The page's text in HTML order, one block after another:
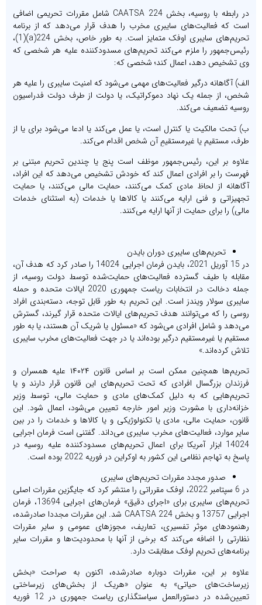
در رابطه با روسیه، بخش 224 CAATSA شامل مقررات تحریمی اضافی
است که فعالیت‌های سایبری مخرب را هدف قرار می‌دهد که از برنامه
تحریم‌های سایبری اوفک متمایز است. به طور خاص، بخش 224(a)(1)،
رئیس‌جمهور را ملزم می‌کند تحریم‌های مسدودکننده علیه هر شخصی که
وی تشخیص دهد، اعمال کند؛ شخصی که:
الف) آگاهانه درگیر فعالیت‌های مهمی می‌شود که امنیت سایبری را علیه هر
شخص، از جمله یک نهاد دموکراتیک، یا دولت از طرف دولت فدراسیون
روسیه تضعیف می‌کند.
ب) تحت مالکیت یا کنترل است، یا عمل می‌کند یا ادعا می‌شود برای یا از
طرف، مستقیم یا غیرمستقیمِ آن شخص اقدام می‌کند.
علاوه بر این، رئیس‌جمهور موظف است پنج یا چندین تحریم مبتنی بر
فهرست را بر افرادی اعمال کند که خودش تشخیص می‌دهد که این افراد،
آگاهانه از لحاظ مادی کمک می‌کنند، حمایت مالی می‌کنند، یا حمایت
تجهیزاتی و فنی ارایه می‌کنند یا کالاها یا خدمات (به استثنای خدمات
مالی) را برای حمایت از آنها ارایه می‌کنند.
تحریم‌های سایبری دوران بایدن
در 15 آوریل 2021، بایدن فرمان اجرایی 14024 را صادر کرد که هدف آن،
مقابله با طیف گسترده فعالیت‌های حمایت‌شده توسط دولت روسیه، از
جمله دخالت در انتخابات ریاست جمهوری 2020 ایالات متحده و حمله
سایبری سولار ویندز است. این تحریم به طور قابل توجه، دسته‌بندی افراد
روسی را که می‌توانند هدف تحریم‌های ایالات متحده قرار گیرند، گسترش
می‌دهد و شامل افرادی می‌شود که «مسئول یا شریک آن هستند، یا به طور
مستقیم یا غیرمستقیم درگیر بوده‌اند یا در جهت فعالیت‌های مخرب سایبری
تلاش کرده‌اند.»
تحریم‌ها همچنین ممکن است بر اساس قانون ۱۴۰۲۴ علیه همسران و
فرزندان بزرگسال افرادی که تحت تحریم‌های این قانون قرار دارند و یا
تحریم‌هایی که به دلیل کمک‌های مادی و حمایت مالی، توسط وزیر
خزانه‌داری با مشورت وزیر امور خارجه تعیین می‌شود، اعمال شود. این
قانون، حمایت مالی، مادی یا تکنولوژیکی و یا کالاها و خدمات را در بین
سایر موارد، فعالیت‌های مخرب سایبری می‌داند. گفتنی است فرمان اجرایی
14024 ابزار آمریکا برای اعمال تحریم‌های مسدودکننده علیه روسیه در
پاسخ به تهاجم نظامی این کشور به اوکراین در فوریه 2022 بوده است.
صدور مجدد مقررات تحریم‌های سایبری
در 6 سپتامبر 2022، اوفک مقرراتی را منتشر کرد که جایگزین مقررات اصلی
تحریم‌های سایبری برای «اجرای دقیق» فرمان‌های اجرایی 13694، فرمان
اجرایی 13757 و بخش 224 CAATSA شد. این مقررات مجددا صادرشده،
رهنمودهای موثر تفسیری، تعاریف، مجوزهای عمومی و سایر مقررات
نظارتی را اضافه می‌کند که برخی از آنها با محدودیت‌ها و مقررات سایر
برنامه‌های تحریم اوفک مطابقت دارد.
علاوه بر این، مقررات دوباره صادرشده، اکنون به صراحت «بخش
زیرساخت‌های حیاتی» به عنوان «هریک از بخش‌های زیرساختی
تعیین‌شده در دستورالعمل سیاستگذاری ریاست جمهوری در 12 فوریه